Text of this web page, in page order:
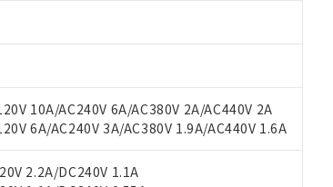
10A/AC240V 6A/AC380V 2A/AC440V 2A
6A/AC240V 3A/AC380V 1.9A/AC440V 1.6A
2.2A/DC240V 1.1A
意のうえご利用ください。
器事業取扱商品の当社在庫状況および標準価格(税抜)
の中には、本サービスの対象外となる商品もあること
の実際の在庫および標準価格とは異なる場合がある
物で、有害物質有無と関係のない商品です。
品としていたものが、含有品と判明した場合などやむ
以下、 カドミウム(Cd) 100ppm以下、
化ビフェニル類(PBB) 1000ppm以下、ポリ臭化ジフェニルエーテル
器に対する適用除外項目は除く。
門へお問い合わせください。
：
Cd(カドミウム) : 100ppm、
臭化ビフェニル類) : 1000ppm、 PBDEs(ポリ臭化ジフェニルエーテ
ち、外国為替および外国貿易法に定める商品（以下｢
提供する場合は、日本国政府の輸出許可(または役務取
場合は、完全に破砕するなど、違法に輸出されないよ